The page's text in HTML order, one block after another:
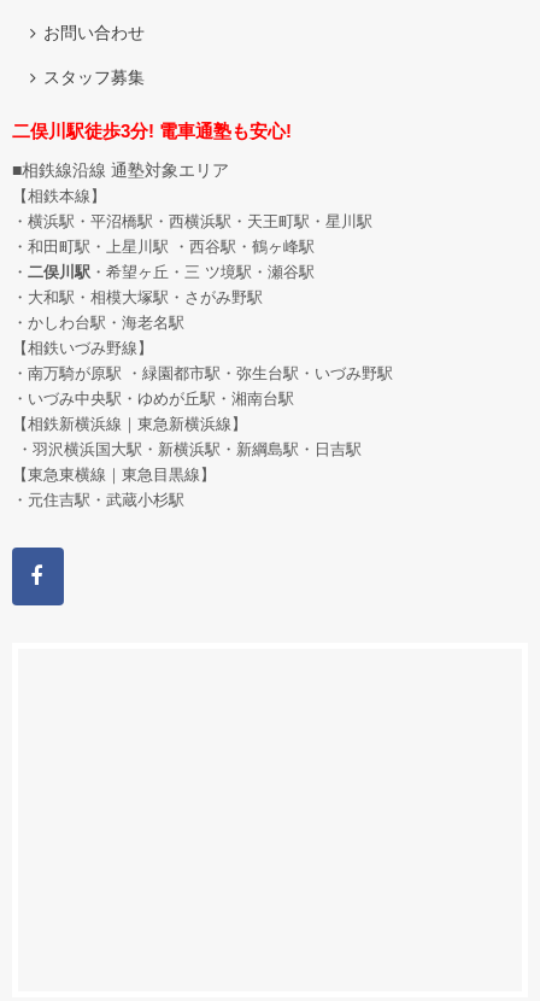
お問い合わせ
スタッフ募集
二俣川駅徒歩3分! 電車通塾も安心!
■相鉄線沿線 通塾対象エリア
【相鉄本線】
・横浜駅・平沼橋駅・西横浜駅・天王町駅・星川駅
・和田町駅 ・上星川駅 ・西谷駅・鶴ヶ峰駅
・ 二俣川駅 ・希望ヶ丘 ・三 ツ境駅・瀬谷駅
・大和駅・相模大塚駅・さがみ野駅
・かしわ台駅・海老名駅
【相鉄いづみ野線】
・南万騎が原駅 ・緑園都市駅・弥生台駅・いづみ野駅
・いづみ中央駅・ゆめが丘駅・湘南台駅
【相鉄新横浜線｜東急新横浜線】
・羽沢横浜国大駅・新横浜駅・新綱島駅・日吉駅
【東急東横線｜東急目黒線】
・元住吉駅・武蔵小杉駅